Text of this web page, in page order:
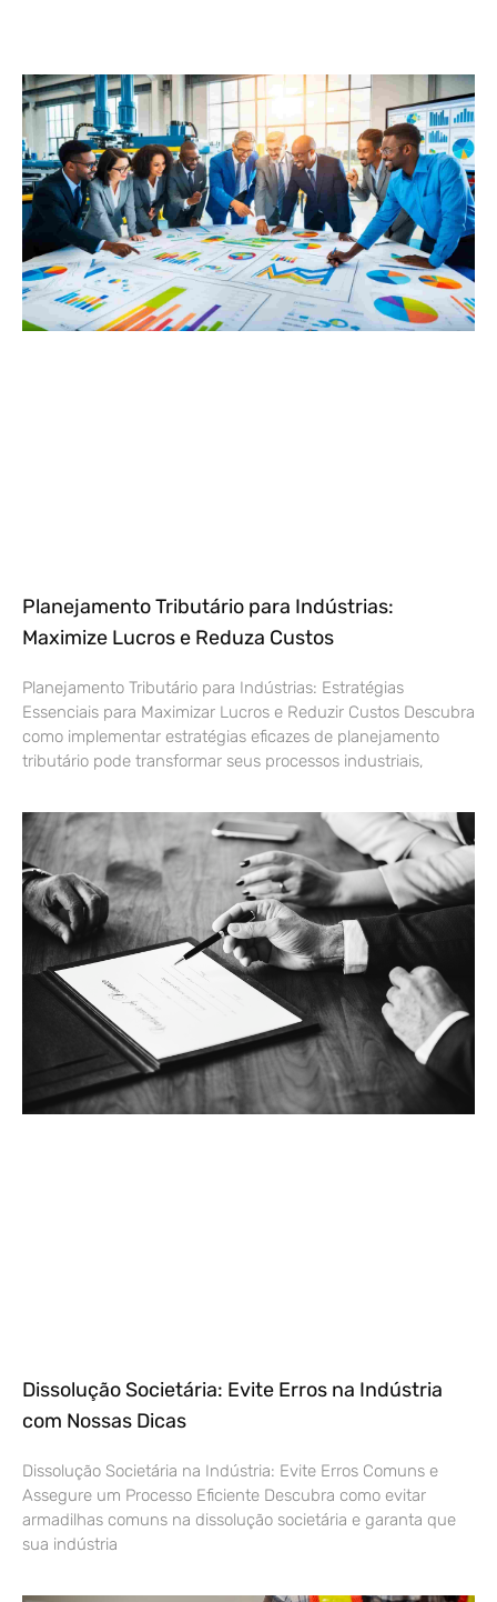
Planejamento Tributário para Indústrias:
Maximize Lucros e Reduza Custos
Planejamento Tributário para Indústrias: Estratégias
Essenciais para Maximizar Lucros e Reduzir Custos Descubra
como implementar estratégias eficazes de planejamento
tributário pode transformar seus processos industriais,
Dissolução Societária: Evite Erros na Indústria
com Nossas Dicas
Dissolução Societária na Indústria: Evite Erros Comuns e
Assegure um Processo Eficiente Descubra como evitar
armadilhas comuns na dissolução societária e garanta que
sua indústria